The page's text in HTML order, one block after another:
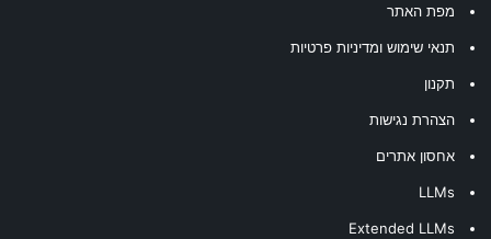
מפת האתר
תנאי שימוש ומדיניות פרטיות
תקנון
הצהרת נגישות
אחסון אתרים
LLMs
Extended LLMs